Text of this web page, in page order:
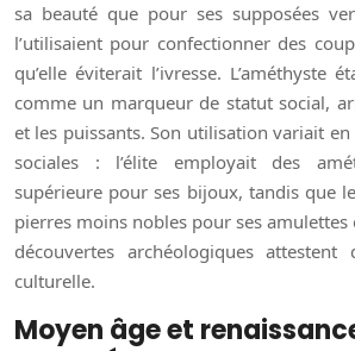
sa beauté que pour ses supposées
l’utilisaient pour confectionner des
qu’elle éviterait l’ivresse. L’améthyste
comme un marqueur de statut social,
et les puissants. Son utilisation variait
sociales : l’élite employait des
supérieure pour ses bijoux, tandis que
pierres moins nobles pour ses amulettes
découvertes archéologiques
culturelle.
Moyen âge et